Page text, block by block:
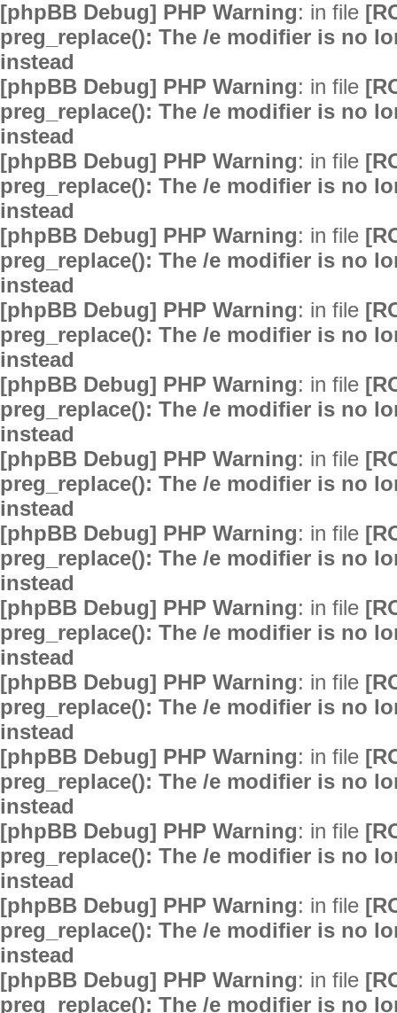
[phpBB Debug] PHP Warning: in file
preg_replace(): The /e modifier is no
instead
[phpBB Debug] PHP Warning: in file
preg_replace(): The /e modifier is no
instead
[phpBB Debug] PHP Warning: in file
preg_replace(): The /e modifier is no
instead
[phpBB Debug] PHP Warning: in file
preg_replace(): The /e modifier is no
instead
[phpBB Debug] PHP Warning: in file
preg_replace(): The /e modifier is no
instead
[phpBB Debug] PHP Warning: in file
preg_replace(): The /e modifier is no
instead
[phpBB Debug] PHP Warning: in file
preg_replace(): The /e modifier is no
instead
[phpBB Debug] PHP Warning: in file
preg_replace(): The /e modifier is no
instead
[phpBB Debug] PHP Warning: in file
preg_replace(): The /e modifier is no
instead
[phpBB Debug] PHP Warning: in file
preg_replace(): The /e modifier is no
instead
[phpBB Debug] PHP Warning: in file
preg_replace(): The /e modifier is no
instead
[phpBB Debug] PHP Warning: in file
preg_replace(): The /e modifier is no
instead
[phpBB Debug] PHP Warning: in file
preg_replace(): The /e modifier is no
instead
[phpBB Debug] PHP Warning: in file
preg_replace(): The /e modifier is no